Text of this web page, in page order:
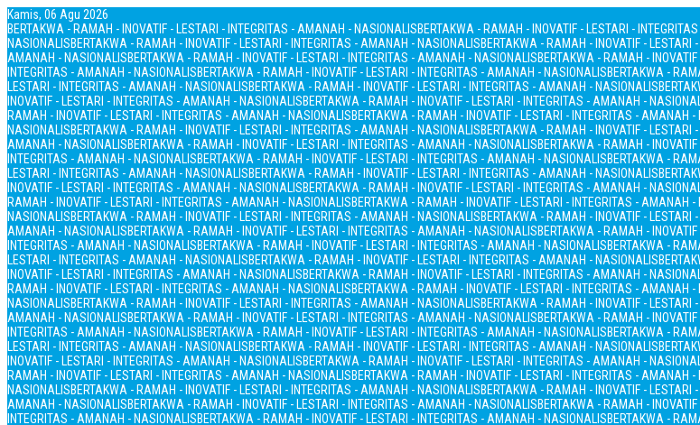
Kamis, 06 Agu 2026
BERTAKWA - RAMAH - INOVATIF - LESTARI - INTEGRITAS - AMANAH - NASIONALISBERTAKWA - RAMAH - INOVATIF - LESTARI -
NASIONALISBERTAKWA - RAMAH - INOVATIF - LESTARI - INTEGRITAS - AMANAH - NASIONALISBERTAKWA - RAMAH - INOVATIF -
AMANAH - NASIONALISBERTAKWA - RAMAH - INOVATIF - LESTARI - INTEGRITAS - AMANAH - NASIONALISBERTAKWA - RAMAH -
INTEGRITAS - AMANAH - NASIONALISBERTAKWA - RAMAH - INOVATIF - LESTARI - INTEGRITAS - AMANAH - NASIONALISBERTAKWA -
LESTARI - INTEGRITAS - AMANAH - NASIONALISBERTAKWA - RAMAH - INOVATIF - LESTARI - INTEGRITAS - AMANAH - NASIONALIS
INOVATIF - LESTARI - INTEGRITAS - AMANAH - NASIONALISBERTAKWA - RAMAH - INOVATIF - LESTARI - INTEGRITAS - AMANAH -
RAMAH - INOVATIF - LESTARI - INTEGRITAS - AMANAH - NASIONALISBERTAKWA - RAMAH - INOVATIF - LESTARI - INTEGRITAS - AMANAH -
NASIONALISBERTAKWA - RAMAH - INOVATIF - LESTARI - INTEGRITAS - AMANAH - NASIONALISBERTAKWA - RAMAH - INOVATIF -
AMANAH - NASIONALISBERTAKWA - RAMAH - INOVATIF - LESTARI - INTEGRITAS - AMANAH - NASIONALISBERTAKWA - RAMAH -
INTEGRITAS - AMANAH - NASIONALISBERTAKWA - RAMAH - INOVATIF - LESTARI - INTEGRITAS - AMANAH - NASIONALISBERTAKWA -
LESTARI - INTEGRITAS - AMANAH - NASIONALISBERTAKWA - RAMAH - INOVATIF - LESTARI - INTEGRITAS - AMANAH - NASIONALIS
INOVATIF - LESTARI - INTEGRITAS - AMANAH - NASIONALISBERTAKWA - RAMAH - INOVATIF - LESTARI - INTEGRITAS - AMANAH -
RAMAH - INOVATIF - LESTARI - INTEGRITAS - AMANAH - NASIONALISBERTAKWA - RAMAH - INOVATIF - LESTARI - INTEGRITAS - AMANAH -
NASIONALISBERTAKWA - RAMAH - INOVATIF - LESTARI - INTEGRITAS - AMANAH - NASIONALISBERTAKWA - RAMAH - INOVATIF -
AMANAH - NASIONALISBERTAKWA - RAMAH - INOVATIF - LESTARI - INTEGRITAS - AMANAH - NASIONALISBERTAKWA - RAMAH -
INTEGRITAS - AMANAH - NASIONALISBERTAKWA - RAMAH - INOVATIF - LESTARI - INTEGRITAS - AMANAH - NASIONALISBERTAKWA -
LESTARI - INTEGRITAS - AMANAH - NASIONALISBERTAKWA - RAMAH - INOVATIF - LESTARI - INTEGRITAS - AMANAH - NASIONALIS
INOVATIF - LESTARI - INTEGRITAS - AMANAH - NASIONALISBERTAKWA - RAMAH - INOVATIF - LESTARI - INTEGRITAS - AMANAH -
RAMAH - INOVATIF - LESTARI - INTEGRITAS - AMANAH - NASIONALISBERTAKWA - RAMAH - INOVATIF - LESTARI - INTEGRITAS - AMANAH -
NASIONALISBERTAKWA - RAMAH - INOVATIF - LESTARI - INTEGRITAS - AMANAH - NASIONALISBERTAKWA - RAMAH - INOVATIF -
AMANAH - NASIONALISBERTAKWA - RAMAH - INOVATIF - LESTARI - INTEGRITAS - AMANAH - NASIONALISBERTAKWA - RAMAH -
INTEGRITAS - AMANAH - NASIONALISBERTAKWA - RAMAH - INOVATIF - LESTARI - INTEGRITAS - AMANAH - NASIONALISBERTAKWA -
LESTARI - INTEGRITAS - AMANAH - NASIONALISBERTAKWA - RAMAH - INOVATIF - LESTARI - INTEGRITAS - AMANAH - NASIONALIS
INOVATIF - LESTARI - INTEGRITAS - AMANAH - NASIONALISBERTAKWA - RAMAH - INOVATIF - LESTARI - INTEGRITAS - AMANAH -
RAMAH - INOVATIF - LESTARI - INTEGRITAS - AMANAH - NASIONALISBERTAKWA - RAMAH - INOVATIF - LESTARI - INTEGRITAS - AMANAH -
NASIONALISBERTAKWA - RAMAH - INOVATIF - LESTARI - INTEGRITAS - AMANAH - NASIONALISBERTAKWA - RAMAH - INOVATIF -
AMANAH - NASIONALISBERTAKWA - RAMAH - INOVATIF - LESTARI - INTEGRITAS - AMANAH - NASIONALISBERTAKWA - RAMAH -
INTEGRITAS - AMANAH - NASIONALISBERTAKWA - RAMAH - INOVATIF - LESTARI - INTEGRITAS - AMANAH - NASIONALISBERTAKWA -